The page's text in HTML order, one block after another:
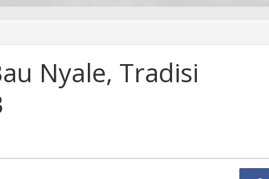
Nyale, Tradisi